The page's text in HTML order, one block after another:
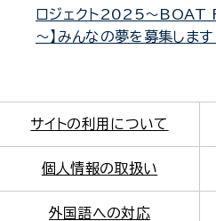
ロジェクト2025～
～】みんなの夢を募集します
サイトの利用について
個人情報の取扱い
外国語への対応